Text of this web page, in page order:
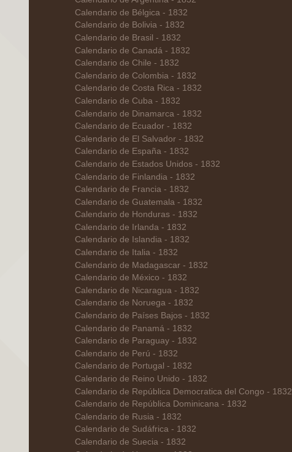
Calendario de Bélgica - 1832
Calendario de Bolivia - 1832
Calendario de Brasil - 1832
Calendario de Canadá - 1832
Calendario de Chile - 1832
Calendario de Colombia - 1832
Calendario de Costa Rica - 1832
Calendario de Cuba - 1832
Calendario de Dinamarca - 1832
Calendario de Ecuador - 1832
Calendario de El Salvador - 1832
Calendario de España - 1832
Calendario de Estados Unidos - 1832
Calendario de Finlandia - 1832
Calendario de Francia - 1832
Calendario de Guatemala - 1832
Calendario de Honduras - 1832
Calendario de Irlanda - 1832
Calendario de Islandia - 1832
Calendario de Italia - 1832
Calendario de Madagascar - 1832
Calendario de México - 1832
Calendario de Nicaragua - 1832
Calendario de Noruega - 1832
Calendario de Países Bajos - 1832
Calendario de Panamá - 1832
Calendario de Paraguay - 1832
Calendario de Perú - 1832
Calendario de Portugal - 1832
Calendario de Reino Unido - 1832
Calendario de República Democratica del Congo - 1832
Calendario de República Dominicana - 1832
Calendario de Rusia - 1832
Calendario de Sudáfrica - 1832
Calendario de Suecia - 1832